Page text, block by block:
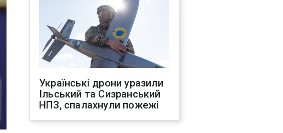
Українські дрони уразили
Ільський та Сизранський
НПЗ, спалахнули пожежі